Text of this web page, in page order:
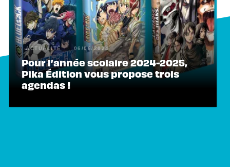
ACTUALITÉ 06/06/2024
Pour l’année scolaire 2024-2025,
Pika Édition vous propose trois
agendas !